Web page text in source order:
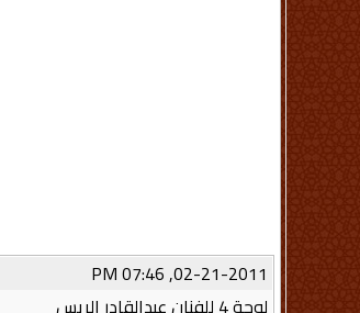
02-21-2011, 07:46 PM
لوحة 4 للفنان عبدالقادر الريس